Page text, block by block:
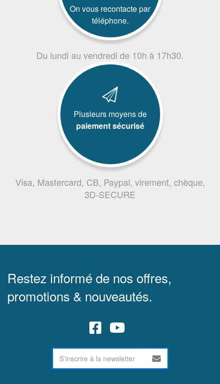
On vous recontacte par
téléphone.
Du lundi au vendredi de 10h à 17h30.
Plusieurs moyens de
paiement sécurisé
Visa, Mastercard, CB, Paypal, virement, chèque,
3D-SECURE
Restez informé de nos offres,
promotions & nouveautés.